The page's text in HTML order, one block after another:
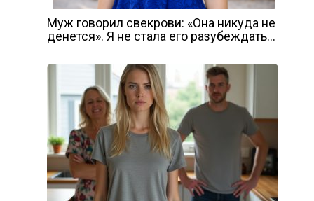
Муж говорил свекрови: «Она никуда не
денется». Я не стала его разубеждать…